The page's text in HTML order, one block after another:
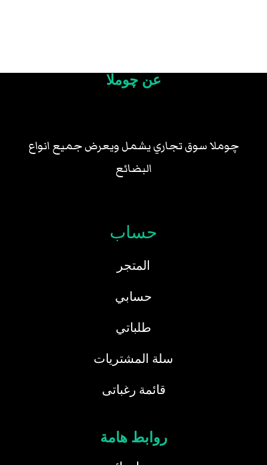
عن چوملا
چوملا سوق تجاري يشمل ويعرض جميع انواع
البضائع
حساب
المتجر
حسابي
طلباتي
سلة المشتريات
قائمة رغباتى
روابط هامة